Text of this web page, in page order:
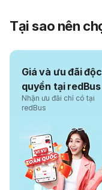
Tại sao nên
Giá và ưu đãi độc
quyền tại redBus
Nhận ưu đãi chỉ có tại
redBus